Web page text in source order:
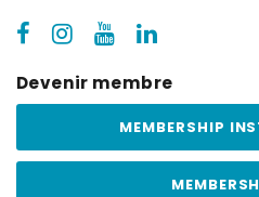
Devenir membre
MEMBERSHIP